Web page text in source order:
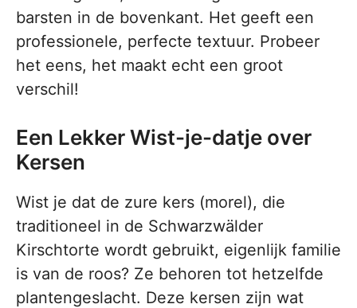
barsten in de bovenkant. Het geeft een
professionele, perfecte textuur. Probeer
het eens, het maakt echt een groot
verschil!
Een Lekker Wist-je-datje over
Kersen
Wist je dat de zure kers (morel), die
traditioneel in de Schwarzwälder
Kirschtorte wordt gebruikt, eigenlijk familie
is van de roos? Ze behoren tot hetzelfde
plantengeslacht. Deze kersen zijn wat